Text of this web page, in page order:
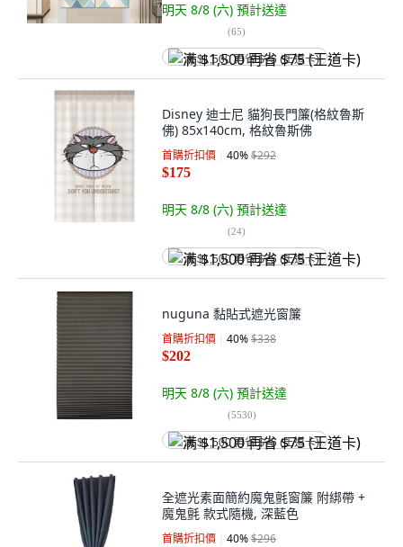
明天 8/8 (六) 預計送達
(65)
满 $1,500 再省 $75 (王道卡)
Disney 迪士尼 貓狗長門簾(格紋魯斯
佛) 85x140cm, 格紋魯斯佛
首購折扣價 40%$292
$175
明天 8/8 (六) 預計送達
(24)
满 $1,500 再省 $75 (王道卡)
nuguna 黏貼式遮光窗簾
首購折扣價 40%$338
$202
明天 8/8 (六) 預計送達
(5530)
满 $1,500 再省 $75 (王道卡)
全遮光素面簡約魔鬼氈窗簾 附綁帶 +
魔鬼氈 款式隨機, 深藍色
首購折扣價 40%$296